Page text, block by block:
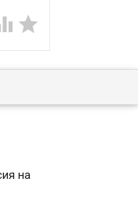

на